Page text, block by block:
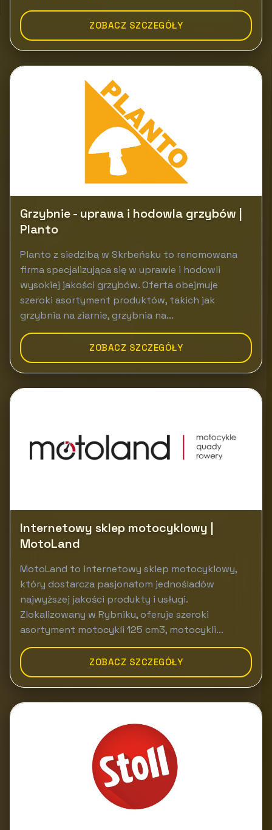
ZOBACZ SZCZEGÓŁY
Grzybnie - uprawa i hodowla grzybów |
Planto
Planto z siedzibą w Skrbeńsku to renomowana
firma specjalizująca się w uprawie i hodowli
wysokiej jakości grzybów. Oferta obejmuje
szeroki asortyment produktów, takich jak
grzybnia na ziarnie, grzybnia na...
ZOBACZ SZCZEGÓŁY
Internetowy sklep motocyklowy |
MotoLand
MotoLand to internetowy sklep motocyklowy,
który dostarcza pasjonatom jednośladów
najwyższej jakości produkty i usługi.
Zlokalizowany w Rybniku, oferuje szeroki
asortyment motocykli 125 cm3, motocykli...
ZOBACZ SZCZEGÓŁY